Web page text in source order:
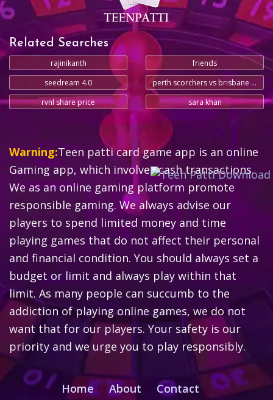
Related Searches
rajinikanth
friends
seedream 4.0
perth scorchers vs brisbane heat
rvnl share price
sara khan
Warning:Teen patti card game app is an online
Gaming app, which involves cash transactions.
We as an online gaming platform promote
responsible gaming. We always advise our
players to spend limited money and time
playing games that do not affect their personal
and financial condition. You should always set a
budget or limit and always play within that
limit. As many people can succumb to the
addiction of playing online games, we do not
want that for our players. Your safety is our
priority and we urge you to play responsibly.
Home About
Contact